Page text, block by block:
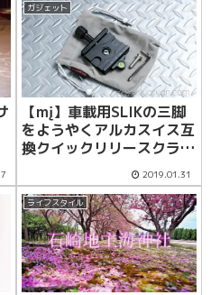
ガジェット
【mį】車載用SLIKの三脚
をようやくアルカスイス互
換クイックリリースクラン
2019.01.31
ライフスタイル